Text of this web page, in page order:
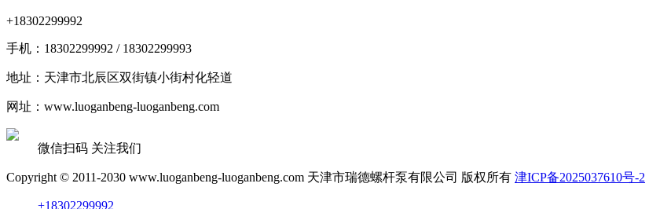
+18302299992
手机：18302299992 / 18302299993
地址：天津市北辰区双街镇小街村化轻道
网址：www.luoganbeng-luoganbeng.com
微信扫码 关注我们
Copyright © 2011-2030 www.luoganbeng-luoganbeng.com 天津市瑞德螺杆泵有限公司 版权所有 津ICP备2025037610号-2
+18302299992